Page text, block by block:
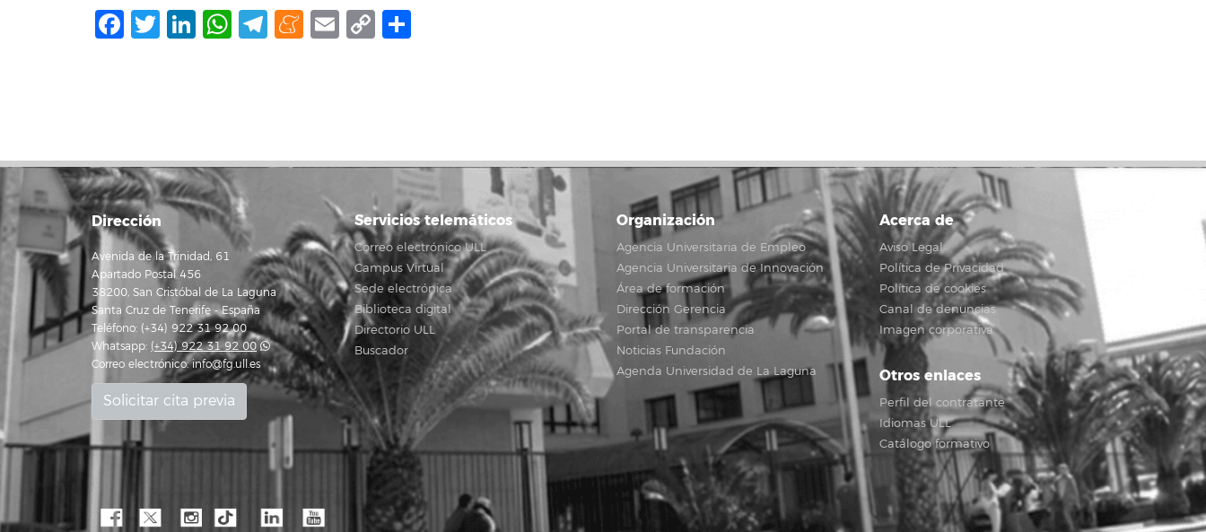
Facebook
Twitter
LinkedIn
WhatsApp
Telegram
Meneame
Email
Copy
Dirección
Avenida de la Trinidad, 61
Apartado Postal 456
38200, San Cristóbal de La Laguna
Santa Cruz de Tenerife - España
Teléfono: (+34) 922 31 92 00
Whatsapp: (+34) 922 31 92 00
Correo electrónico:info@fg.ull.es
Solicitar cita previa
Servicios telemáticos
Correo electrónico ULL
Campus Virtual
Sede electrónica
Biblioteca digital
Directorio ULL
Buscador
Organización
Agencia Universitaria de Empleo
Agencia Universitaria de Innovación
Área de formación
Dirección Gerencia
Portal de transparencia
Noticias Fundación
Agenda Universidad de La Laguna
Acerca de
Aviso Legal
Política de Privacidad
Política de cookies
Canal de denuncias
Imagen corporativa
Otros enlaces
Perfil del contratante
Idiomas ULL
Catálogo formativo